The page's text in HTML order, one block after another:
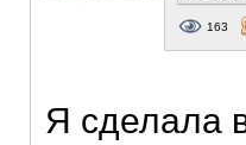
163
Я сделала